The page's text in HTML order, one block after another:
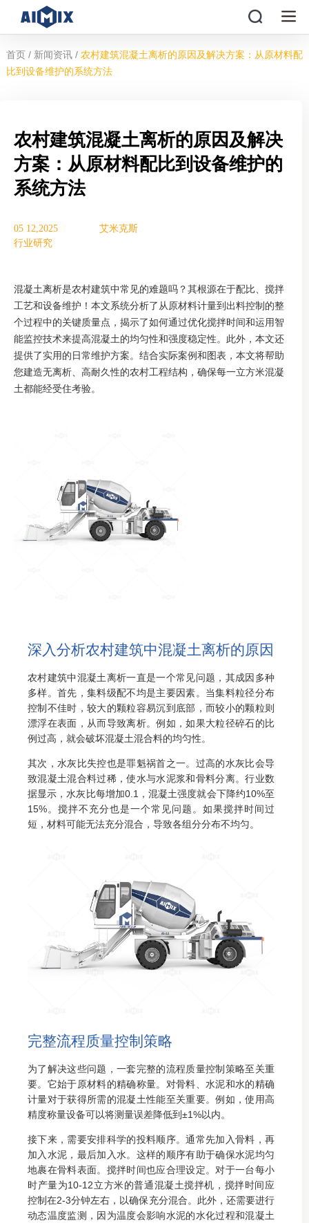
首页 / 新闻资讯 / 农村建筑混凝土离析的原因及解决方案：从原材料配
比到设备维护的系统方法
农村建筑混凝土离析的原因及解决
方案：从原材料配比到设备维护的
系统方法
05 12,2025
艾米克斯
行业研究
混凝土离析是农村建筑中常见的难题吗？其根源在于配比、搅拌
工艺和设备维护！本文系统分析了从原材料计量到出料控制的整
个过程中的关键质量点，揭示了如何通过优化搅拌时间和运用智
能监控技术来提高混凝土的均匀性和强度稳定性。此外，本文还
提供了实用的日常维护方案。结合实际案例和图表，本文将帮助
您建造无离析、高耐久性的农村工程结构，确保每一立方米混凝
土都能经受住考验。
深入分析农村建筑中混凝土离析的原因
农村建筑中混凝土离析一直是一个常见问题，其成因多种
多样。首先，集料级配不均是主要因素。当集料粒径分布
控制不佳时，较大的颗粒容易沉到底部，而较小的颗粒则
漂浮在表面，从而导致离析。例如，如果大粒径碎石的比
例过高，就会破坏混凝土混合料的均匀性。
其次，水灰比失控也是罪魁祸首之一。过高的水灰比会导
致混凝土混合料过稀，使水与水泥浆和骨料分离。行业数
据显示，水灰比每增加0.1，混凝土强度就会下降约10%至
15%。搅拌不充分也是一个常见问题。如果搅拌时间过
短，材料可能无法充分混合，导致各组分分布不均匀。
完整流程质量控制策略
为了解决这些问题，一套完整的流程质量控制策略至关重
要。它始于原材料的精确称量。对骨料、水泥和水的精确
计量对于获得所需的混凝土性能至关重要。例如，使用高
精度称量设备可以将测量误差降低到±1%以内。
接下来，需要安排科学的投料顺序。通常先加入骨料，再
加入水泥，最后加入水。这样的顺序有助于确保水泥均匀
地裹在骨料表面。搅拌时间也应合理设定。对于一台每小
时产量为10-12立方米的普通混凝土搅拌机，搅拌时间应
控制在2-3分钟左右，以确保充分混合。此外，还需要进行
动态温度监测，因为温度会影响水泥的水化过程和混凝土